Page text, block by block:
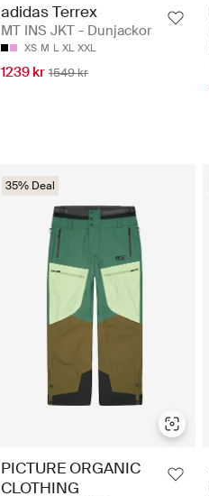
adidas Terrex
MT INS JKT - Dunjackor
XS M L XL XXL
1239 kr 1549 kr
35% Deal
PICTURE ORGANIC
CLOTHING